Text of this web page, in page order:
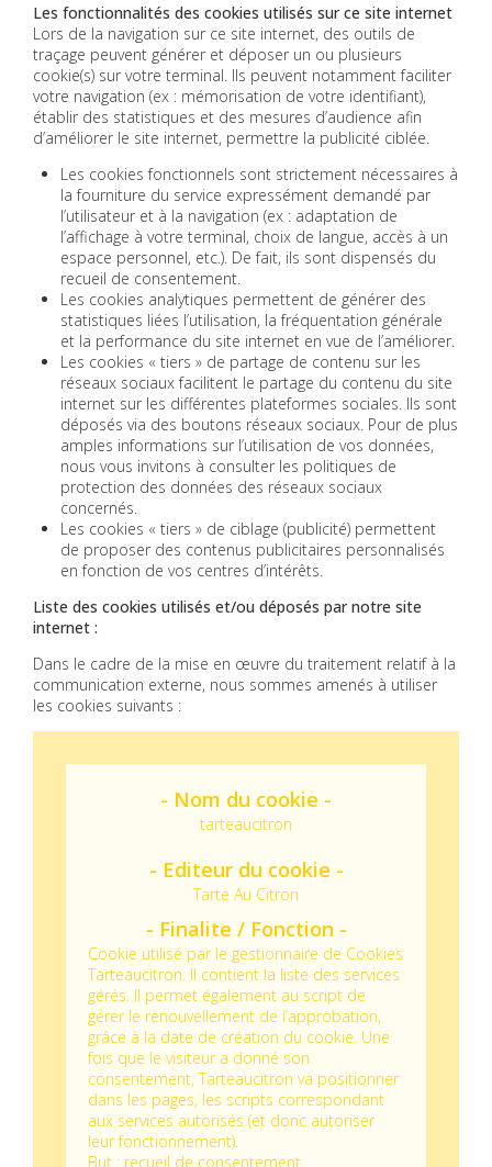
Les fonctionnalités des cookies utilisés sur ce site internet
Lors de la navigation sur ce site internet, des outils de
traçage peuvent générer et déposer un ou plusieurs
cookie(s) sur votre terminal. Ils peuvent notamment faciliter
votre navigation (ex : mémorisation de votre identifiant),
établir des statistiques et des mesures d’audience afin
d’améliorer le site internet, permettre la publicité ciblée.
Les cookies fonctionnels sont strictement nécessaires à
la fourniture du service expressément demandé par
l’utilisateur et à la navigation (ex : adaptation de
l’affichage à votre terminal, choix de langue, accès à un
espace personnel, etc.). De fait, ils sont dispensés du
recueil de consentement.
Les cookies analytiques permettent de générer des
statistiques liées l’utilisation, la fréquentation générale
et la performance du site internet en vue de l’améliorer.
Les cookies « tiers » de partage de contenu sur les
réseaux sociaux facilitent le partage du contenu du site
internet sur les différentes plateformes sociales. Ils sont
déposés via des boutons réseaux sociaux. Pour de plus
amples informations sur l’utilisation de vos données,
nous vous invitons à consulter les politiques de
protection des données des réseaux sociaux
concernés.
Les cookies « tiers » de ciblage (publicité) permettent
de proposer des contenus publicitaires personnalisés
en fonction de vos centres d’intérêts.
Liste des cookies utilisés et/ou déposés par notre site
internet :
Dans le cadre de la mise en œuvre du traitement relatif à la
communication externe, nous sommes amenés à utiliser
les cookies suivants :
tarteaucitron
Tarte Au Citron
Cookie utilisé par le gestionnaire de Cookies
Tarteaucitron. Il contient la liste des services
gérés. Il permet également au script de
gérer le renouvellement de l’approbation,
grâce à la date de création du cookie. Une
fois que le visiteur a donné son
consentement, Tarteaucitron va positionner
dans les pages, les scripts correspondant
aux services autorisés (et donc autoriser
leur fonctionnement).
But : recueil de consentement.